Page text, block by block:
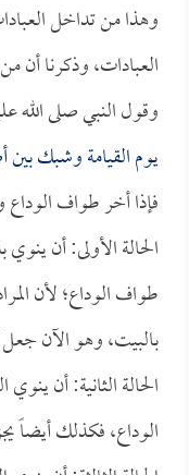
وهذا من تداخل
العبادات، وذكرنا أن
وقول النبي صلى الله
يوم القيامة وشبك بين
فإذا أخر طواف
الحالة الأولى: أن
طواف الوداع؛ لأن
بالبيت، وهو الآن
الحالة الثانية: أن
الوداع، فكذلك أيضاً